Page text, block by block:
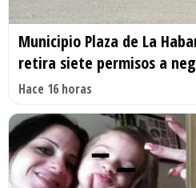
Municipio Plaza de La
retira siete permisos a
Hace 16 horas